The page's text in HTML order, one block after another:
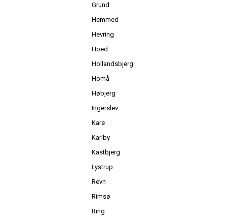
Grund
Hemmed
Hevring
Hoed
Hollandsbjerg
Homå
Høbjerg
Ingerslev
Kare
Karlby
Kastbjerg
Lystrup
Revn
Rimsø
Ring